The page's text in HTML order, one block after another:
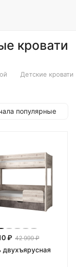
кровати
Детские кровати
популярные
₽ 42 999 ₽
двухъярусная